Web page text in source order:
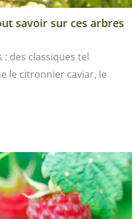
savoir sur ces arbres
des classiques tel
le citronnier caviar, le